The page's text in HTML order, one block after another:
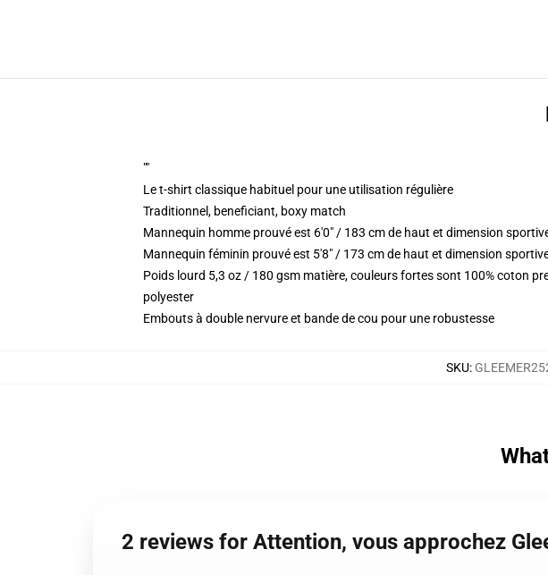
""
Le t-shirt classique habituel pour une utilisation régulière
Traditionnel, beneficiant, boxy match
Mannequin homme prouvé est 6'0" / 183 cm de haut et dimension
Mannequin féminin prouvé est 5'8" / 173 cm de haut et dimension
Poids lourd 5,3 oz / 180 gsm matière, couleurs fortes sont 100% coton
polyester
Embouts à double nervure et bande de cou pour une robustesse
SKU:
2 reviews for Attention, vous approchez